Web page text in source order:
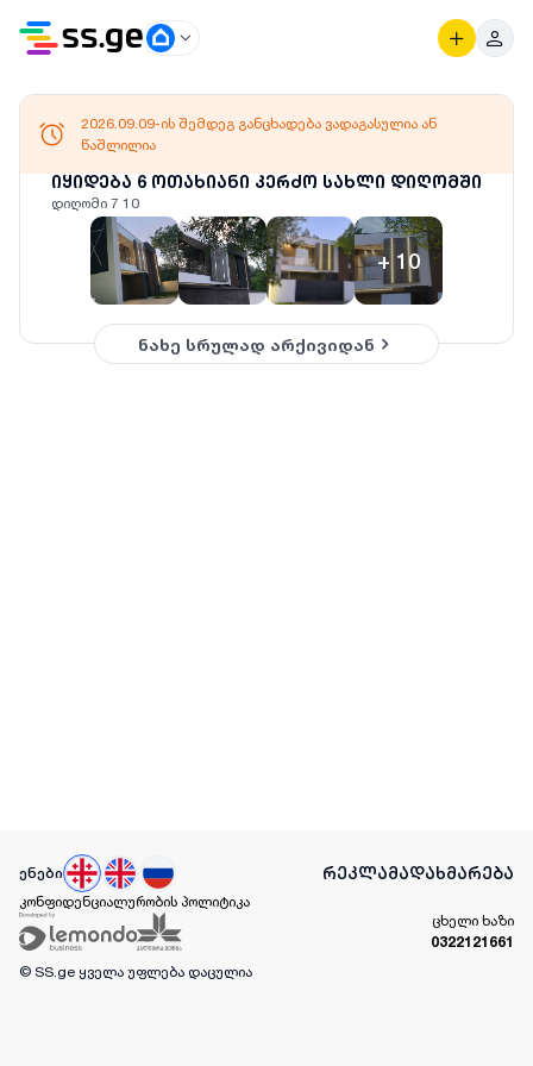
იყიდება 6 ოთახიანი კერძო სახლი დიღომში
დიღომი 7 10
+ 10
2026.09.09-ის შემდეგ განცხადება ვადაგასულია ან
წაშლილია
ნახე სრულად არქივიდან
ენები რეკლამადახმარება
კონფიდენციალურობის პოლიტიკა
ცხელი ხაზი
0322121661
© SS.ge ყველა უფლება დაცულია